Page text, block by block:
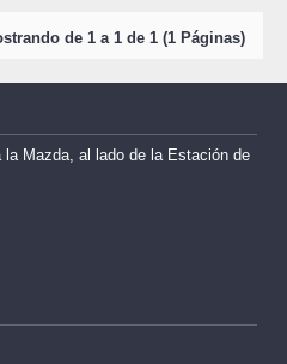
de 1 a 1 de 1 (1 Páginas)
Mazda, al lado de la Estación de